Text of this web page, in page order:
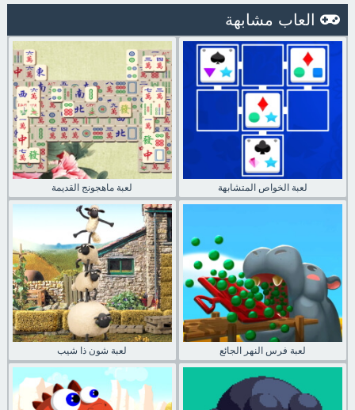
العاب مشابهة
لعبة ماهجونج القديمة لعبة الخواص المتشابهة
لعبة شون ذا شيب لعبة فرس النهر الجائع